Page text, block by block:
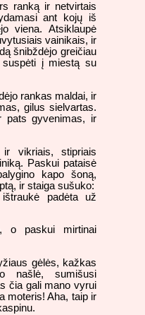
ranką ir netvirtais
ant kojų iš
viena. Atsiklaupė
vainikais, ir
šnibždėjo greičiau
suspėti į miestą su
rankas maldai, ir
gilus sielvartas.
pats gyvenimas, ir
ir vikriais, stipriais
Paskui pataisė
kapo šoną,
ir staiga sušuko:
padėta už
o paskui mirtinai
gėlės, kažkas
našlė, sumišusi
čia gali mano vyrui
moteris! Aha, taip ir